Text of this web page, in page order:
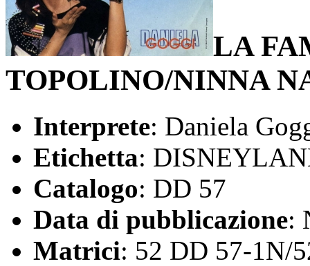
LA
TOPOLINO/NINNA
Interprete: Daniela
Etichetta:
Catalogo: DD 57
Data di pubblicazione:
Matrici: 52 DD 57-1N/